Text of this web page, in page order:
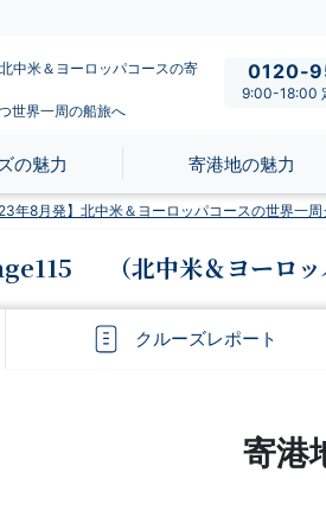
中米＆ヨーロッパコースの寄
世界一周の船旅へ
0120-
9:00-18:00
の魅力 寄港地の魅力
年8月発】北中米＆ヨーロッパコースの世界一
（北中米＆ヨーロッ
クルーズレポート
寄港